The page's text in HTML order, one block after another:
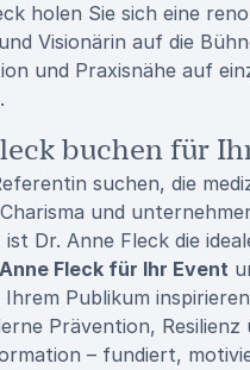
holen Sie sich eine
Visionärin auf die
und Praxisnähe auf
buchen für
suchen, die
und
Dr. Anne Fleck die
Fleck für Ihr Event
Publikum
Prävention, Resilienz
– fundiert,